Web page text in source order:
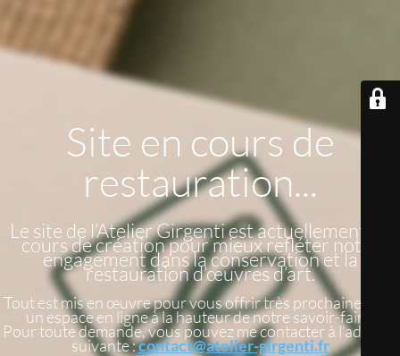
Site en cours de
restauration...
Le site de l’Atelier Girgenti est actuellement en
cours de création pour mieux refléter notre
engagement dans la conservation et la
restauration d’œuvres d’art.
Tout est mis en œuvre pour vous offrir très prochainement
un espace en ligne à la hauteur de notre savoir-faire.
Pour toute demande, vous pouvez me contacter à l'adresse
suivante :contact@atelier-girgenti.fr